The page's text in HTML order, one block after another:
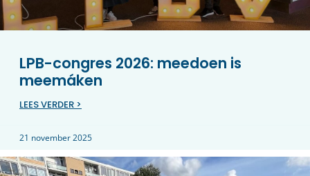
LPB-congres 2026: meedoen is
meemáken
LEES VERDER >
21 november 2025